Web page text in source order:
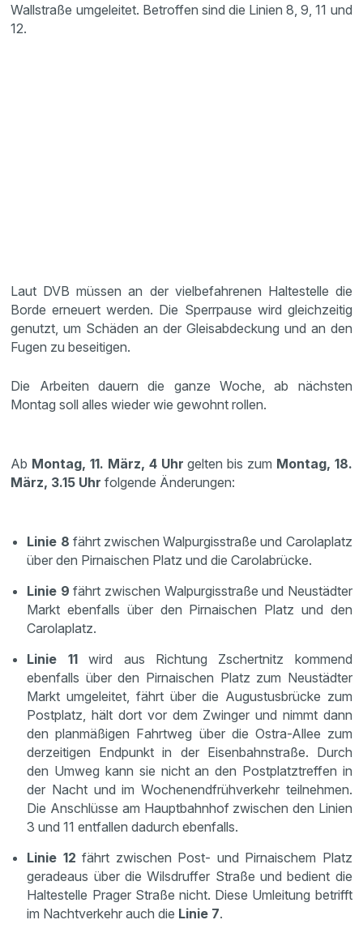
Wallstraße umgeleitet. Betroffen sind die Linien 8, 9, 11 und
12.
Laut DVB müssen an der vielbefahrenen Haltestelle die
Borde erneuert werden. Die Sperrpause wird gleichzeitig
genutzt, um Schäden an der Gleisabdeckung und an den
Fugen zu beseitigen.
Die Arbeiten dauern die ganze Woche, ab nächsten
Montag soll alles wieder wie gewohnt rollen.
Ab Montag, 11. März, 4 Uhr gelten bis zum Montag, 18.
März, 3.15 Uhr folgende Änderungen:
Linie 8 fährt zwischen Walpurgisstraße und Carolaplatz
über den Pirnaischen Platz und die Carolabrücke.
Linie 9 fährt zwischen Walpurgisstraße und Neustädter
Markt ebenfalls über den Pirnaischen Platz und den
Carolaplatz.
Linie 11wird aus Richtung Zschertnitz kommend
ebenfalls über den Pirnaischen Platz zum Neustädter
Markt umgeleitet, fährt über die Augustusbrücke zum
Postplatz, hält dort vor dem Zwinger und nimmt dann
den planmäßigen Fahrtweg über die Ostra-Allee zum
derzeitigen Endpunkt in der Eisenbahnstraße. Durch
den Umweg kann sie nicht an den Postplatztreffen in
der Nacht und im Wochenendfrühverkehr teilnehmen.
Die Anschlüsse am Hauptbahnhof zwischen den Linien
3 und 11 entfallen dadurch ebenfalls.
Linie 12fährt zwischen Post- und Pirnaischem Platz
geradeaus über die Wilsdruffer Straße und bedient die
Haltestelle Prager Straße nicht. Diese Umleitung betrifft
im Nachtverkehr auch die Linie 7.